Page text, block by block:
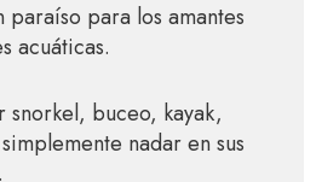
paraíso para los amantes
acuáticas.
snorkel, buceo, kayak,
nadar en sus